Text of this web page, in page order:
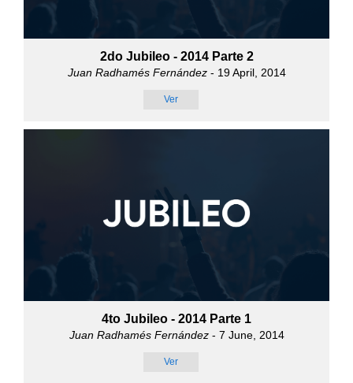
2do Jubileo - 2014 Parte 2
Juan Radhamés Fernández- 19 April, 2014
Ver
4to Jubileo - 2014 Parte 1
Juan Radhamés Fernández- 7 June, 2014
Ver